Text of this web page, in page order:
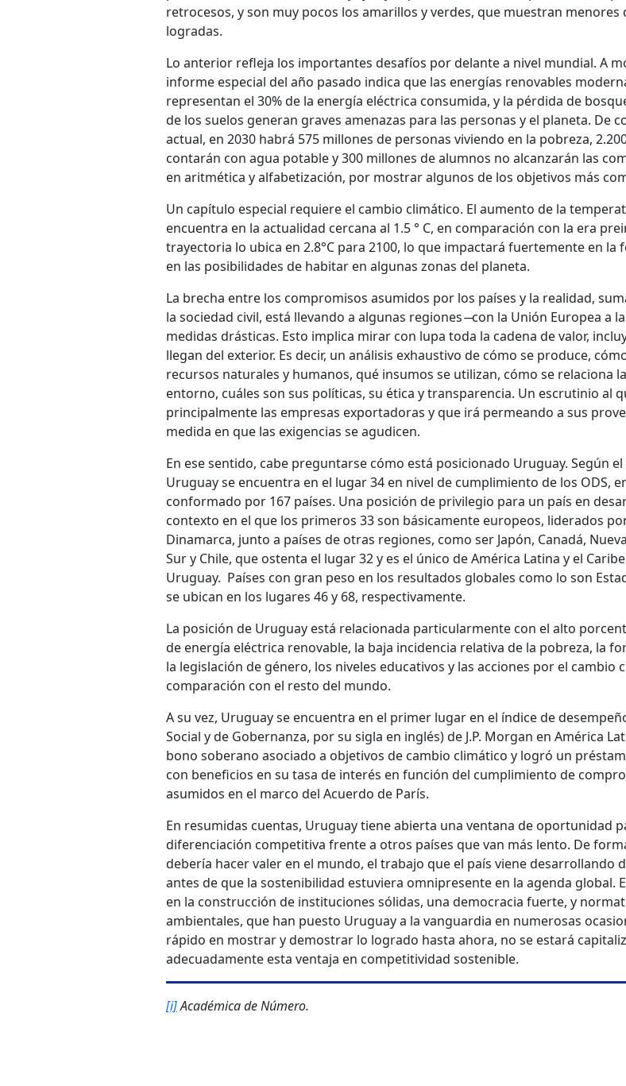
retrocesos, y son muy pocos los amarillos y verdes, que muestran menores
logradas.
Lo anterior refleja los importantes desafíos por delante a nivel mundial. A
informe especial del año pasado indica que las energías renovables
representan el 30% de la energía eléctrica consumida, y la pérdida de
de los suelos generan graves amenazas para las personas y el planeta. De
actual, en 2030 habrá 575 millones de personas viviendo en la pobreza,
contarán con agua potable y 300 millones de alumnos no alcanzarán las
en aritmética y alfabetización, por mostrar algunos de los objetivos más
Un capítulo especial requiere el cambio climático. El aumento de la
encuentra en la actualidad cercana al 1.5 ° C, en comparación con la era
trayectoria lo ubica en 2.8°C para 2100, lo que impactará fuertemente en la
en las posibilidades de habitar en algunas zonas del planeta.
La brecha entre los compromisos asumidos por los países y la realidad,
la sociedad civil, está llevando a algunas regiones ̶ con la Unión Europea a
medidas drásticas. Esto implica mirar con lupa toda la cadena de valor,
llegan del exterior. Es decir, un análisis exhaustivo de cómo se produce,
recursos naturales y humanos, qué insumos se utilizan, cómo se relaciona
entorno, cuáles son sus políticas, su ética y transparencia. Un escrutinio al
principalmente las empresas exportadoras y que irá permeando a sus
medida en que las exigencias se agudicen.
En ese sentido, cabe preguntarse cómo está posicionado Uruguay. Según
Uruguay se encuentra en el lugar 34 en nivel de cumplimiento de los ODS,
conformado por 167 países. Una posición de privilegio para un país en
contexto en el que los primeros 33 son básicamente europeos, liderados
Dinamarca, junto a países de otras regiones, como ser Japón, Canadá,
Sur y Chile, que ostenta el lugar 32 y es el único de América Latina y el
Uruguay. Países con gran peso en los resultados globales como lo son
se ubican en los lugares 46 y 68, respectivamente.
La posición de Uruguay está relacionada particularmente con el alto
de energía eléctrica renovable, la baja incidencia relativa de la pobreza, la
la legislación de género, los niveles educativos y las acciones por el cambio
comparación con el resto del mundo.
A su vez, Uruguay se encuentra en el primer lugar en el índice de
Social y de Gobernanza, por su sigla en inglés) de J.P. Morgan en América
bono soberano asociado a objetivos de cambio climático y logró un
con beneficios en su tasa de interés en función del cumplimiento de
asumidos en el marco del Acuerdo de París.
En resumidas cuentas, Uruguay tiene abierta una ventana de oportunidad
diferenciación competitiva frente a otros países que van más lento. De
debería hacer valer en el mundo, el trabajo que el país viene desarrollando
antes de que la sostenibilidad estuviera omnipresente en la agenda global.
en la construcción de instituciones sólidas, una democracia fuerte, y
ambientales, que han puesto Uruguay a la vanguardia en numerosas
rápido en mostrar y demostrar lo logrado hasta ahora, no se estará
adecuadamente esta ventaja en competitividad sostenible.
[i]Académica de Número.